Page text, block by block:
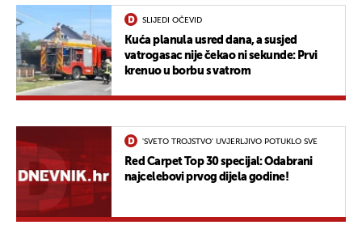
SLIJEDI OČEVID
Kuća planula usred dana, a susjed
vatrogasac nije čekao ni sekunde: Prvi
krenuo u borbu s vatrom
'SVETO TROJSTVO' UVJERLJIVO POTUKLO SVE
Red Carpet Top 30 specijal: Odabrani
najcelebovi prvog dijela godine!